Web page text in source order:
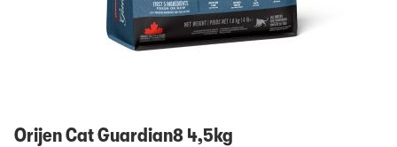
Orijen Cat Guardian8 4,5kg